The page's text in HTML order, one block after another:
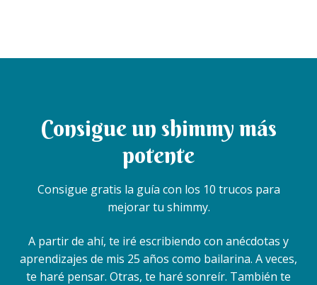
Consigue un shimmy más
potente
Consigue gratis la guía con los 10 trucos para
mejorar tu shimmy.
A partir de ahí, te iré escribiendo con anécdotas y
aprendizajes de mis 25 años como bailarina. A veces,
te haré pensar. Otras, te haré sonreír. También te